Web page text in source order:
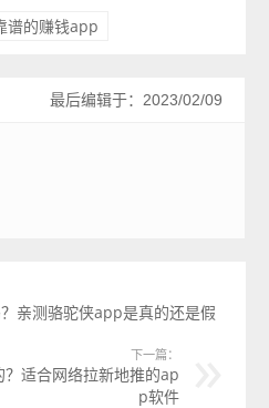
谱的赚钱app
最后编辑于：2023/02/09
亲测骆驼侠app是真的还是假
下一篇：
适合网络拉新地推的ap
p软件